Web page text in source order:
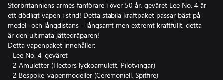
Storbritanniens armés fanförare i över 50 år, geväret Lee No. 4 är
ett dödligt vapen i strid! Detta stabila kraftpaket passar bäst på
medel- och långdistans – långsamt men extremt kraftfullt, detta
är den ultimata jättedräparen!
Detta vapenpaket innehåller:
- Lee No. 4-geväret
- 2 Amuletter (Hectors lyckoamulett, Pilotvingar)
- 2 Bespoke-vapenmodeller (Ceremoniell, Spitfire)